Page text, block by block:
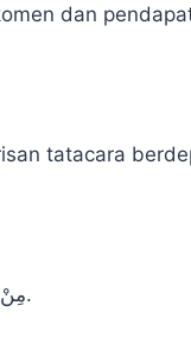
dan
tatacara
مِنْ حُسْنِ إِسْلامِ المَرْءِ تَرْكُهُ مَا لاَ يَعْنِيْهِ.